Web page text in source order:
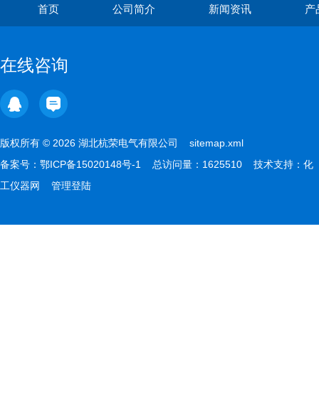
首页 公司简介 新闻资讯 产
在线咨询
版权所有 © 2026 湖北杭荣电气有限公司 sitemap.xml
备案号： 鄂ICP备15020148号-1 总访问量：1625510 技术支持： 化
工仪器网
管理登陆